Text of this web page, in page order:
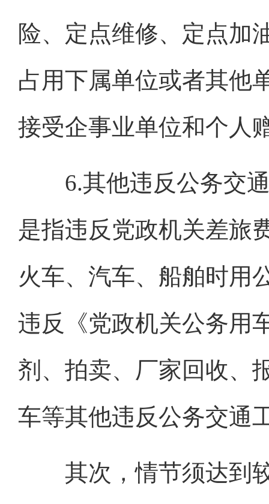
险、定点维修、定点加
占用下属单位或者其他
接受企事业单位和个人
6.其他违反公务交通
是指违反党政机关差旅
火车、汽车、船舶时用
违反《党政机关公务用
剂、拍卖、厂家回收、
车等其他违反公务交通
其次，情节须达到较